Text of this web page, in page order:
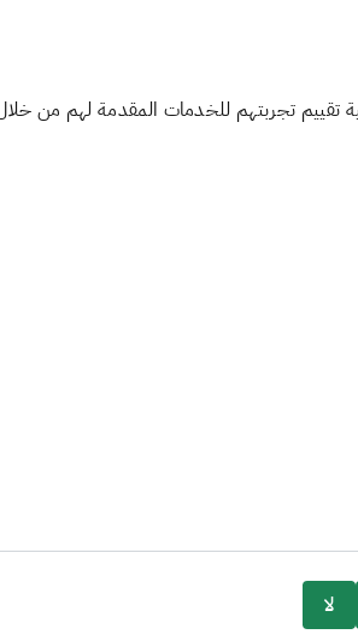
تجربتهم للخدمات المقدمة لهم من
لا